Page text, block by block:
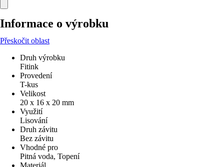
Informace o výrobku
Přeskočit oblast
Druh výrobku
Fitink
Provedení
T-kus
Velikost
20 x 16 x 20 mm
Využití
Lisování
Druh závitu
Bez závitu
Vhodné pro
Pitná voda, Topení
Materiál